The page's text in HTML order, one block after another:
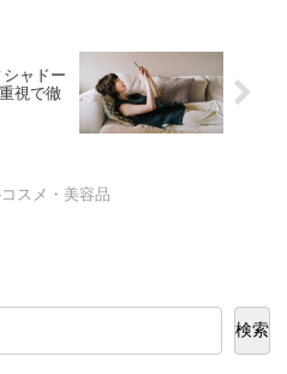
ャドー
視で徹
スメ・美容品
検索